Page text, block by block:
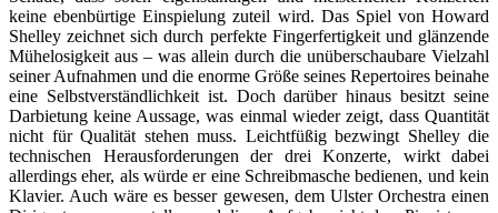
keine ebenbürtige Einspielung zuteil wird. Das Spiel von Howard
Shelley zeichnet sich durch perfekte Fingerfertigkeit und glänzende
Mühelosigkeit aus – was allein durch die unüberschaubare Vielzahl
seiner Aufnahmen und die enorme Größe seines Repertoires beinahe
eine Selbstverständlichkeit ist. Doch darüber hinaus besitzt seine
Darbietung keine Aussage, was einmal wieder zeigt, dass Quantität
nicht für Qualität stehen muss. Leichtfüßig bezwingt Shelley die
technischen Herausforderungen der drei Konzerte, wirkt dabei
allerdings eher, als würde er eine Schreibmasche bedienen, und kein
Klavier. Auch wäre es besser gewesen, dem Ulster Orchestra einen